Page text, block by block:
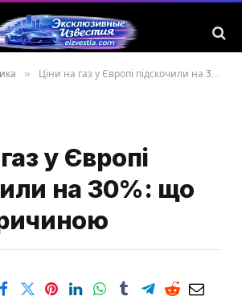
» Ціни на газ у Європі підскочили на 30%: що стало причиною
у Європі
на 30%: що